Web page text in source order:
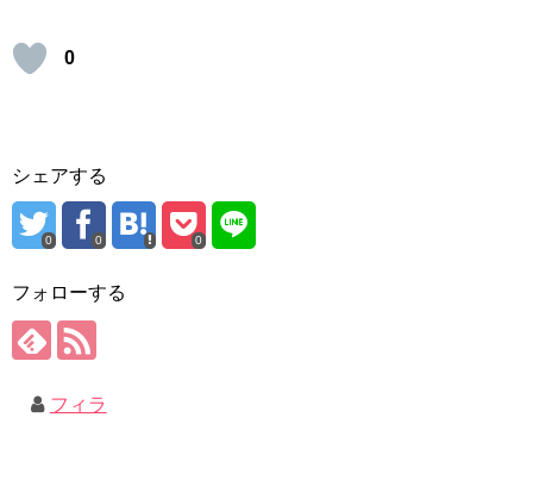
0
シェアする
0 0 0
フォローする
フィラ